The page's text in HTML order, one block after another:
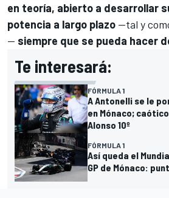
en teoría, abierto a desarrollar
potencia a largo plazo —tal y
— siempre que se pueda hacer
Te interesará:
FÓRMULA 1
A Antonelli se le
en Mónaco;
Alonso 10º
FÓRMULA 1
Así queda el
GP de Mónaco: